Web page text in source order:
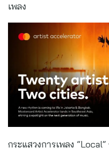
เพลง
กระแสวงการเพลง